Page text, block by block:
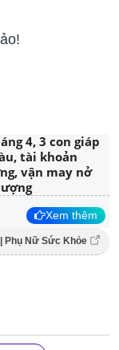
4, 3 con giáp
tài khoản
vận may nở
Xem thêm
Phụ Nữ Sức Khỏe